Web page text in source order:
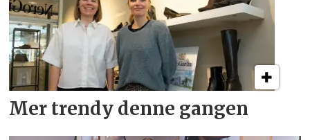
Mer trendy denne gangen